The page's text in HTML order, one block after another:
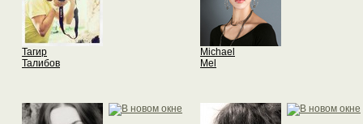
Тагир
Талибов
Michael
Mel